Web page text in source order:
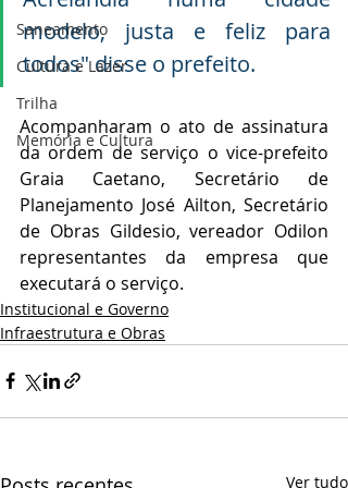
Saneamento
Cultura e Lazer
Trilha
Memória e Cultura
modelo, justa e feliz para
todos" disse o prefeito.
Acompanharam o ato de assinatura
da ordem de serviço o vice-prefeito
Graia Caetano, Secretário de
Planejamento José Ailton, Secretário
de Obras Gildesio, vereador Odilon
representantes da empresa que
executará o serviço.
Institucional e Governo
Infraestrutura e Obras
Ver tudo